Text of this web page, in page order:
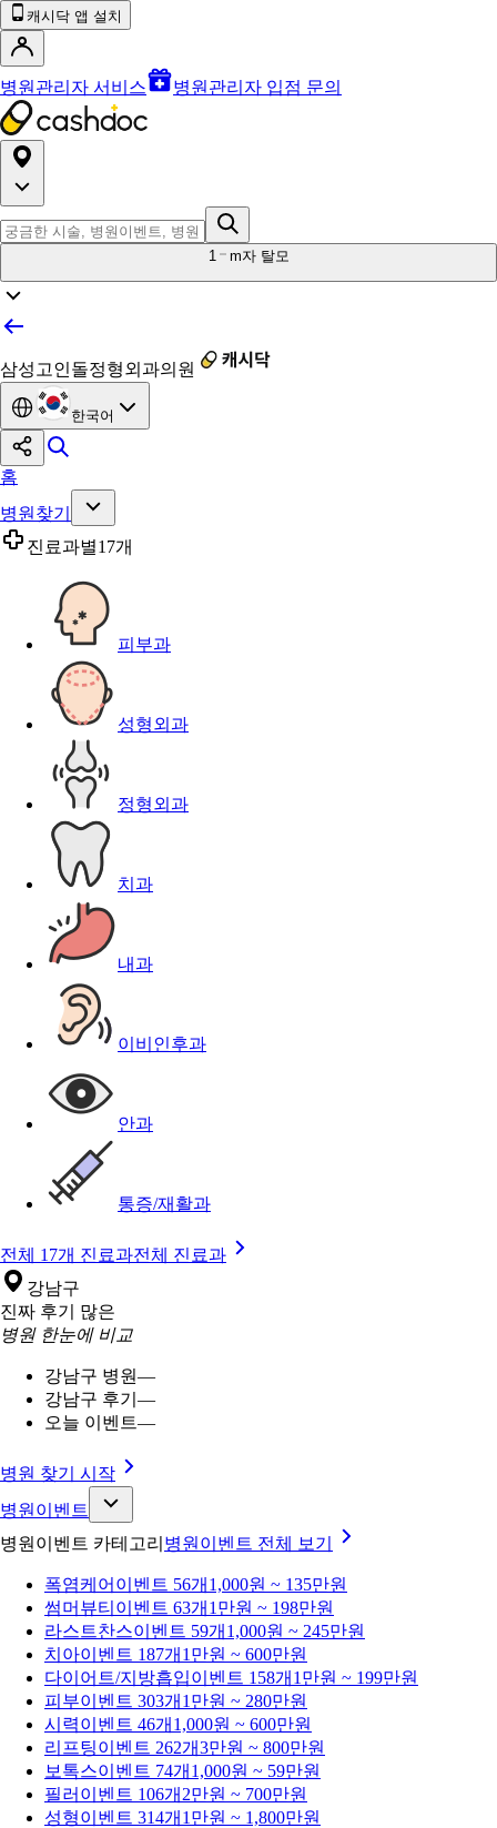
캐시닥 앱 설치
병원관리자 서비스 병원관리자 입점 문의
1 m자 탈모
삼성고인돌정형외과의원
한국어
홈
병원찾기
진료과별17개
피부과
성형외과
정형외과
치과
내과
이비인후과
안과
통증/재활과
전체 17개 진료과전체 진료과
강남구
진짜 후기 많은
병원 한눈에 비교
강남구 병원—
강남구 후기 —
오늘 이벤트—
병원 찾기 시작
병원이벤트
병원이벤트 카테고리 병원이벤트 전체 보기
폭염케어 이벤트 56개 1,000원 ~ 135만원
썸머뷰티 이벤트 63개 1만원 ~ 198만원
라스트찬스이벤트 59개 1,000원 ~ 245만원
치아이벤트 187개 1만원 ~ 600만원
다이어트/지방흡입이벤트 158개 1만원 ~ 199만원
피부이벤트 303개 1만원 ~ 280만원
시력이벤트 46개 1,000원 ~ 600만원
리프팅이벤트 262개3만원 ~ 800만원
보톡스이벤트 74개 1,000원 ~ 59만원
필러 이벤트 106개 2만원 ~ 700만원
성형이벤트 314개 1만원 ~ 1,800만원